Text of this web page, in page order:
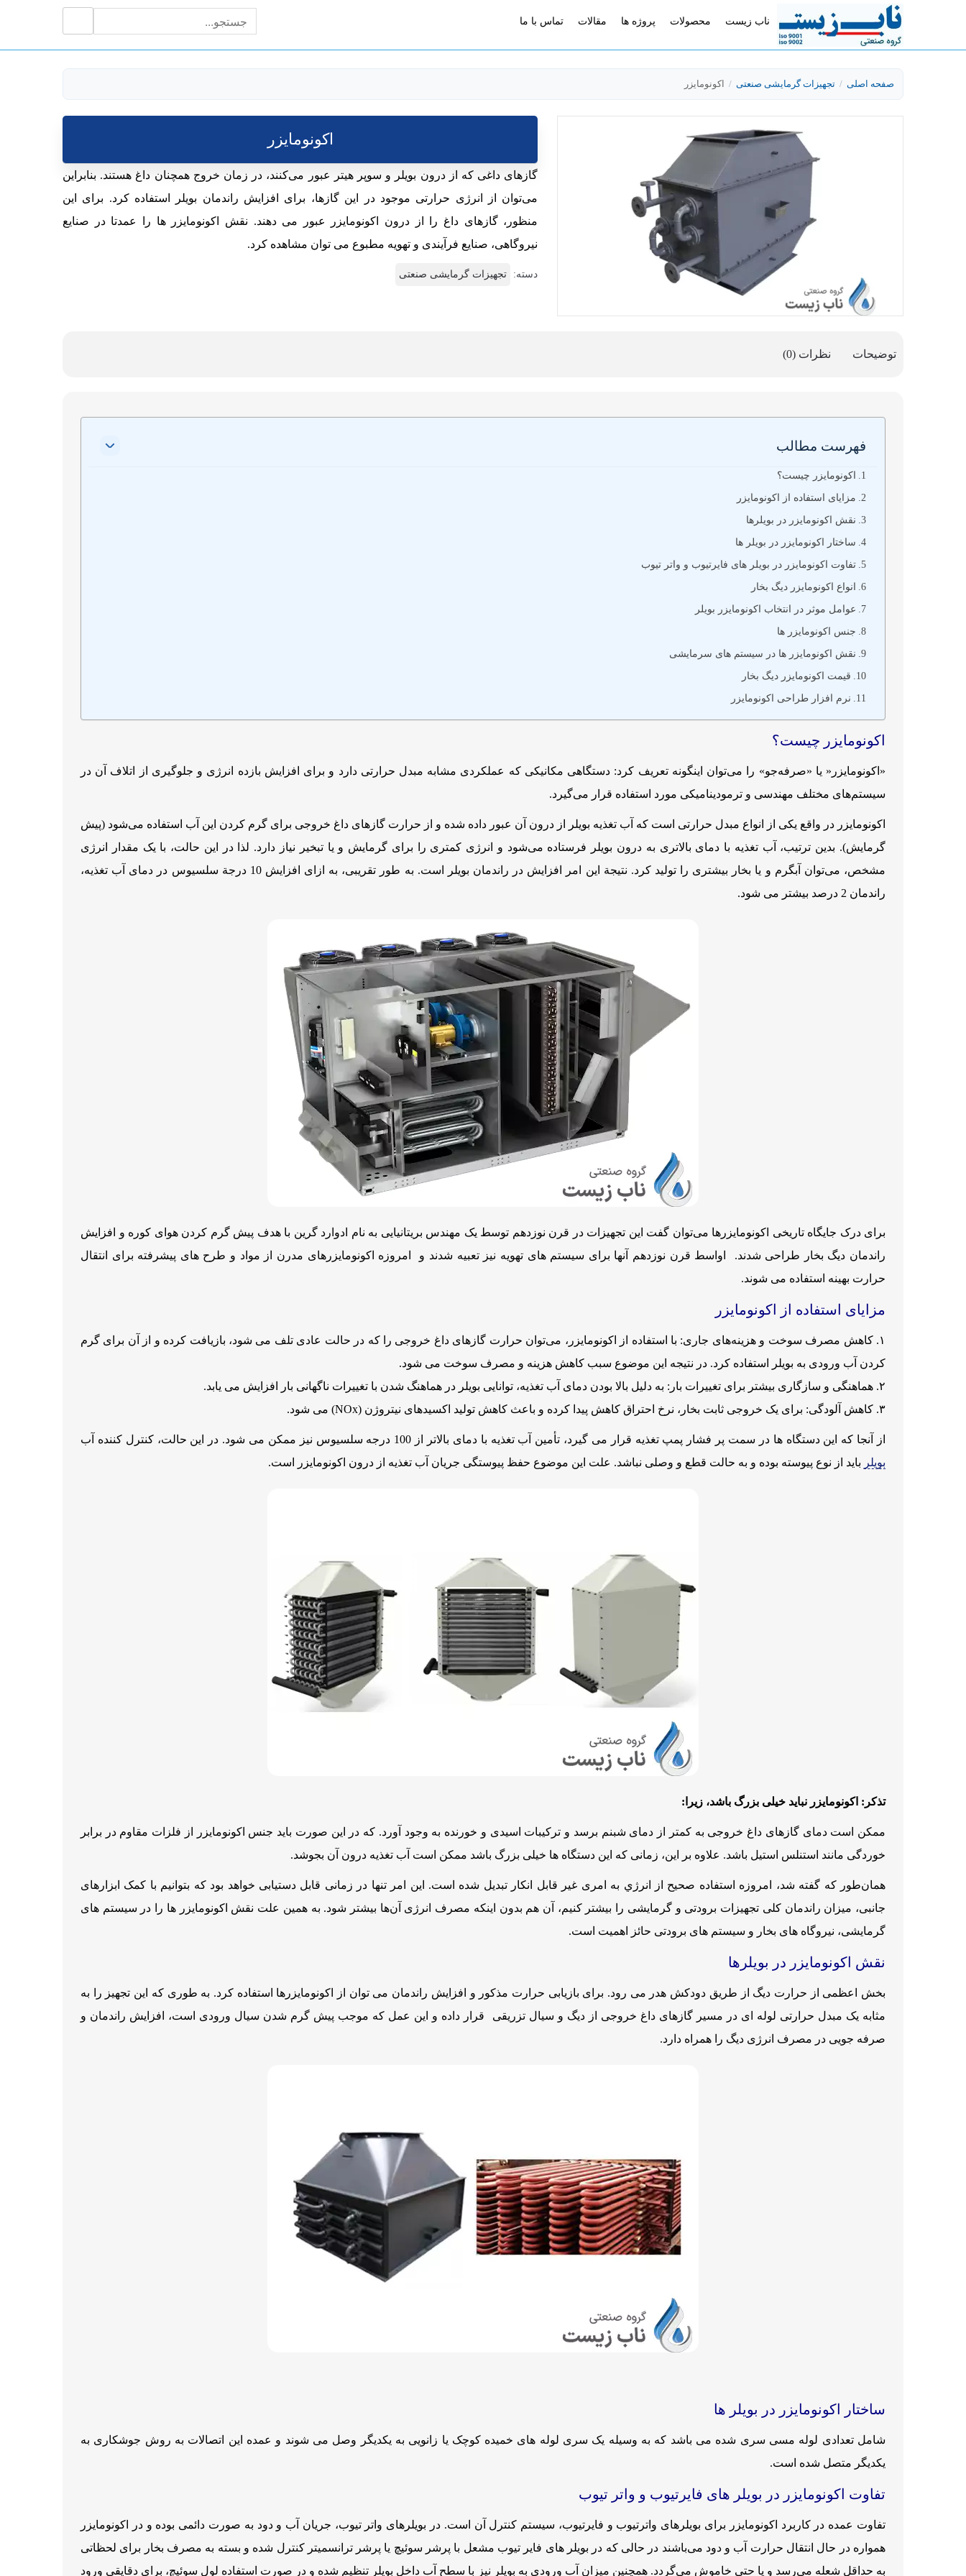
جستجو
برای:
ناب زیست محصولات پروژه ها مقالات تماس با ما
صفحه اصلی / تجهیزات گرمایشی صنعتی / اکونومایزر
اکونومایزر
گازهای داغی که از درون بویلر و سوپر هیتر عبور می‌کنند، در زمان خروج همچنان داغ هستند. بنابراین
می‌توان از انرژی حرارتی موجود در این گازها، برای افزایش راندمان بویلر استفاده کرد. برای این
منظور، گازهای داغ را از درون اکونومایزر عبور می دهند. نقش اکونومایزر ها را عمدتا در صنایع
نیروگاهی، صنایع فرآیندی و تهویه مطبوع می توان مشاهده کرد.
دسته: تجهیزات گرمایشی صنعتی
توضیحات نظرات (0)
فهرست مطالب
اکونومایزر چیست؟
مزایای استفاده از اکونومایزر
نقش اکونومایزر در بویلرها
ساختار اکونومایزر در بویلر ها
تفاوت اکونومایزر در بویلر های فایرتیوب و واتر تیوب
انواع اکونومایزر دیگ بخار
عوامل موثر در انتخاب اکونومایزر بویلر
جنس اکونومایزر ها
نقش اکونومایزر ها در سیستم های سرمایشی
قیمت اکونومایزر دیگ بخار
نرم افزار طراحی اکونومایزر
اکونومایزر چیست؟
«اکونومایزر« یا «صرفه‌جو» را می‌توان اینگونه تعریف کرد: دستگاهی مکانیکی که عملکردی مشابه مبدل حرارتی دارد و برای افزایش بازده انرژی و جلوگیری از اتلاف آن در
سیستم‌های مختلف مهندسی و ترمودینامیکی مورد استفاده قرار می‌گیرد.
اکونومایزر در واقع یکی از انواع مبدل حرارتی است که آب تغذیه بویلر از درون آن عبور داده شده و از حرارت گازهای داغ خروجی برای گرم کردن این آب استفاده می‌شود (پیش
گرمایش). بدین ترتیب، آب تغذیه با دمای بالاتری به درون بویلر فرستاده می‌شود و انرژی کمتری را برای گرمایش و یا تبخیر نیاز دارد. لذا در این حالت، با یک مقدار انرژی
مشخص، می‌توان آبگرم و یا بخار بیشتری را تولید کرد. نتیجة این امر افزایش در راندمان بویلر است. به طور تقریبی، به ازای افزایش 10 درجة سلسیوس در دمای آب تغذیه،
راندمان 2 درصد بیشتر می شود.
برای درک جایگاه تاریخی اکونومایزرها می‌توان گفت این تجهیزات در قرن نوزدهم توسط یک مهندس بریتانیایی به نام ادوارد گرین با هدف پیش گرم کردن هوای کوره و افزایش
راندمان دیگ بخار طراحی شدند. اواسط قرن نوزدهم آنها برای سیستم های تهویه نیز تعبیه شدند و امروزه اکونومایزرهای مدرن از مواد و طرح های پیشرفته برای انتقال
حرارت بهینه استفاده می شوند.
مزایای استفاده از اکونومایزر
کاهش مصرف سوخت و هزینه‌های جاری: با استفاده از اکونومایزر، می‌توان حرارت گازهای داغ خروجی را که در حالت عادی تلف می شود، بازیافت کرده و از آن برای گرم
کردن آب ورودی به بویلر استفاده کرد. در نتیجه این موضوع سبب کاهش هزینه و مصرف سوخت می شود.
هماهنگی و سازگاری بیشتر برای تغییرات بار: به دلیل بالا بودن دمای آب تغذیه، توانایی بویلر در هماهنگ شدن با تغییرات ناگهانی بار افزایش می یابد.
کاهش آلودگی: برای یک خروجی ثابت بخار، نرخ احتراق کاهش پیدا کرده و باعث کاهش تولید اکسیدهای نیتروژن (NOx) می شود.
از آنجا که این دستگاه ها در سمت پر فشار پمپ تغذیه قرار می گیرد، تأمین آب تغذیه با دمای بالاتر از 100 درجه سلسیوس نیز ممکن می شود. در این حالت، کنترل کننده آب
بویلر باید از نوع پیوسته بوده و به حالت قطع و وصلی نباشد. علت این موضوع حفظ پیوستگی جریان آب تغذیه از درون اکونومایزر است.
تذکر: اکونومایزر نباید خیلی بزرگ باشد، زیرا:
ممکن است دمای گازهای داغ خروجی به کمتر از دمای شبنم برسد و ترکیبات اسیدی و خورنده به وجود آورد. که در این صورت باید جنس اکونومایزر از فلزات مقاوم در برابر
خوردگی مانند استنلس استیل باشد. علاوه بر این، زمانی که این دستگاه ها خیلی بزرگ باشد ممکن است آب تغذیه درون آن بجوشد.
همان‌طور که گفته شد، امروزه استفاده صحیح از انرژي به امری غیر قابل انکار تبدیل شده است. این امر تنها در زمانی قابل دستیابی خواهد بود که بتوانیم با کمک ابزارهای
جانبی، میزان راندمان کلی تجهیزات برودتی و گرمایشی را بیشتر کنیم،‌ آن‌ هم بدون اینکه مصرف انرژی آن‌ها بیشتر شود. به همین علت نقش اکونومایزر ها را در سیستم های
گرمایشی، نیروگاه های بخار و سیستم های برودتی حائز اهمیت است.
نقش اکونومایزر در بویلرها
بخش اعظمی از حرارت دیگ از طریق دودکش هدر می رود. برای بازیابی حرارت مذکور و افزایش راندمان می توان از اکونومایزرها استفاده کرد. به طوری که این تجهیز را به
مثابه یک مبدل حرارتی لوله ای در مسیر گازهای داغ خروجی از دیگ و سیال تزریقی قرار داده و این عمل که موجب پیش گرم شدن سیال ورودی است، افزایش راندمان و
صرفه جویی در مصرف انرژی دیگ را همراه دارد.
ساختار اکونومایزر در بویلر ها
شامل تعدادی لوله مسی سری شده می باشد که به وسیله یک سری لوله های خمیده کوچک یا زانویی به یکدیگر وصل می شوند و عمده این اتصالات به روش جوشکاری به
یکدیگر متصل شده است.
تفاوت اکونومایزر در بویلر های فایرتیوب و واتر تیوب
تفاوت عمده در کاربرد اکونومایزر برای بویلرهای واترتیوب و فایرتیوب، سیستم کنترل آن است. در بویلرهای واتر تیوب، جریان آب و دود به صورت دائمی بوده و در اکونومایزر
همواره در حال انتقال حرارت آب و دود می‌باشند در حالی که در بویلر های فایر تیوب مشعل با پرشر سوئیچ یا پرشر ترانسمیتر کنترل شده و بسته به مصرف بخار برای لحظاتی
به حداقل شعله می‌رسد و یا حتی خاموش می‌گردد. همچنین میزان آب ورودی به بویلر نیز با سطح آب داخل بویلر تنظیم شده و در صورت استفاده لول سوئیچ، برای دقایقی ورود